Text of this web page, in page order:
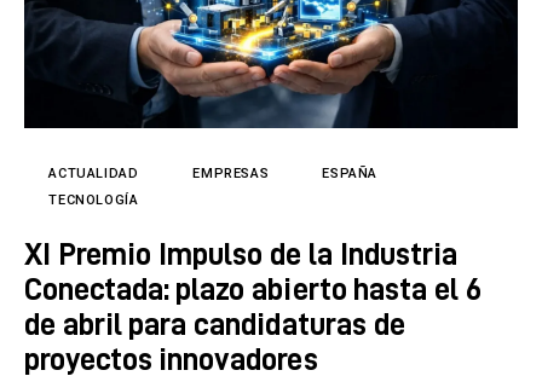
Expertos
Tecnología
Cultura
Directorio
ACTUALIDAD EMPRESAS
ESPAÑA
TECNOLOGÍA
XI Premio Impulso de la Industria
Conectada: plazo abierto hasta el 6
de abril para candidaturas de
proyectos innovadores